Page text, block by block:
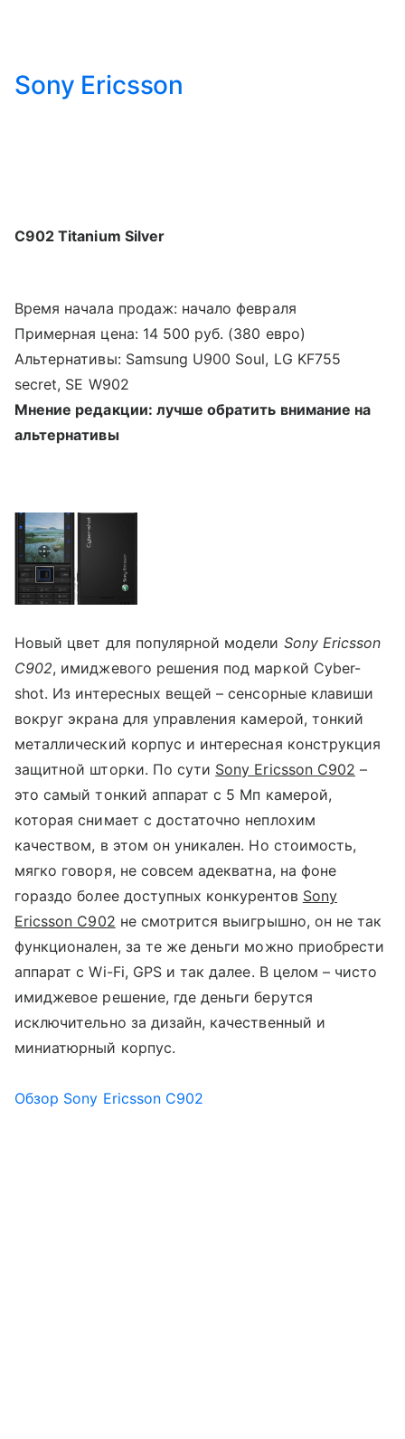
Sony Ericsson
С902 Titanium Silver
Время начала продаж: начало февраля
Примерная цена: 14 500 руб. (380 евро)
Альтернативы: Samsung U900 Soul, LG KF755
secret, SE W902
Мнение редакции: лучше обратить внимание на
альтернативы
Новый цвет для популярной модели Sony Ericsson
С902, имиджевого решения под маркой Cyber-
shot. Из интересных вещей – сенсорные клавиши
вокруг экрана для управления камерой, тонкий
металлический корпус и интересная конструкция
защитной шторки. По сути Sony Ericsson С902 –
это самый тонкий аппарат с 5 Мп камерой,
которая снимает с достаточно неплохим
качеством, в этом он уникален. Но стоимость,
мягко говоря, не совсем адекватна, на фоне
гораздо более доступных конкурентов Sony
Ericsson C902 не смотрится выигрышно, он не так
функционален, за те же деньги можно приобрести
аппарат с Wi-Fi, GPS и так далее. В целом – чисто
имиджевое решение, где деньги берутся
исключительно за дизайн, качественный и
миниатюрный корпус.
Обзор Sony Ericsson C902